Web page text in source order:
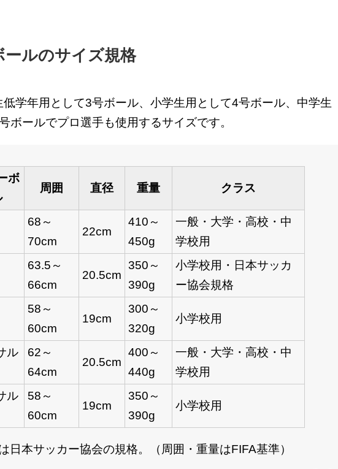
ールのサイズ規格
学年用として3号ボール、小学生用として4号ボール、中学生
ボールでプロ選手も使用するサイズです。
ボ
周囲 直径 重量 クラス
68～
70cm
22cm
410～
450g
一般・大学・高校・中
学校用
63.5～
66cm
20.5cm
350～
390g
小学校用・日本サッカ
ー協会規格
58～
60cm
19cm
300～
320g
小学校用
ル
62～
64cm
20.5cm
400～
440g
一般・大学・高校・中
学校用
ル
58～
60cm
19cm
350～
390g
小学校用
日本サッカー協会の規格。（周囲・重量はFIFA基準）